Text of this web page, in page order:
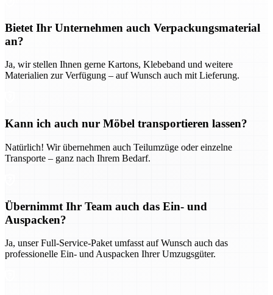
Bietet Ihr Unternehmen auch Verpackungsmaterial
an?
Ja, wir stellen Ihnen gerne Kartons, Klebeband und weitere
Materialien zur Verfügung – auf Wunsch auch mit Lieferung.
Kann ich auch nur Möbel transportieren lassen?
Natürlich! Wir übernehmen auch Teilumzüge oder einzelne
Transporte – ganz nach Ihrem Bedarf.
Übernimmt Ihr Team auch das Ein- und
Auspacken?
Ja, unser Full-Service-Paket umfasst auf Wunsch auch das
professionelle Ein- und Auspacken Ihrer Umzugsgüter.